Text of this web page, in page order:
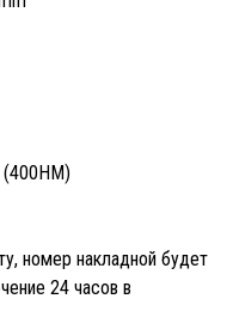
номер накладной будет
24 часов в